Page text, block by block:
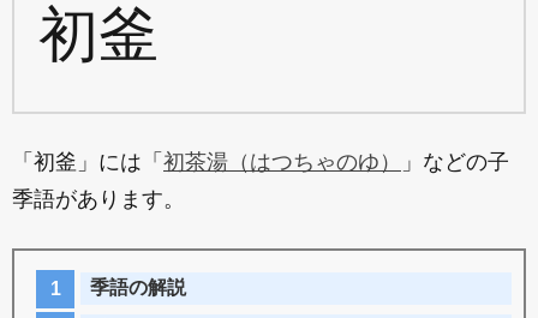
初釜
「初釜」には「 初茶湯（はつちゃのゆ）
」などの子
季語があります。
季語の解説